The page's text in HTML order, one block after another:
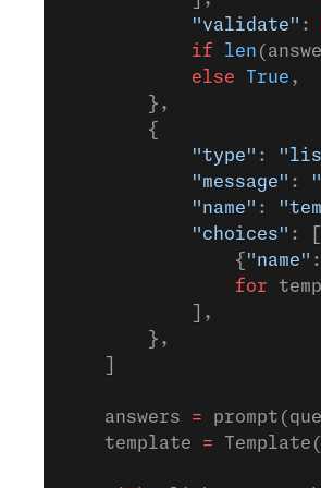
            "validate"
:
            if
len
            else
True ,
        },
        {
            "type"
:
            "message"
:
            "name"
:
            "choices"
: [
                {
"name"
                for
            ],
        },
    answers
=
    template
=